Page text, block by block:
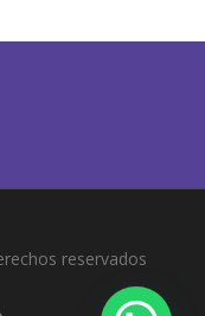
reservados